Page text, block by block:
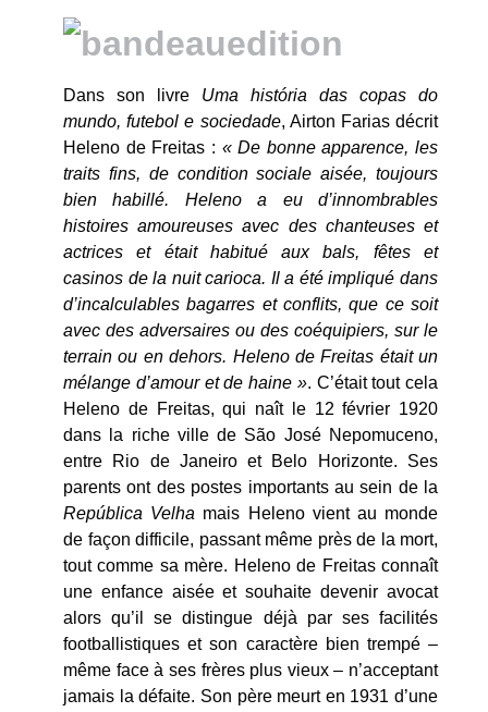
Dans son livre Uma história das copas do
mundo, futebol e sociedade, Airton Farias décrit
Heleno de Freitas : « De bonne apparence, les
traits fins, de condition sociale aisée, toujours
bien habillé. Heleno a eu d’innombrables
histoires amoureuses avec des chanteuses et
actrices et était habitué aux bals, fêtes et
casinos de la nuit carioca. Il a été impliqué dans
d’incalculables bagarres et conflits, que ce soit
avec des adversaires ou des coéquipiers, sur le
terrain ou en dehors. Heleno de Freitas était un
mélange d’amour et de haine ». C’était tout cela
Heleno de Freitas, qui naît le 12 février 1920
dans la riche ville de São José Nepomuceno,
entre Rio de Janeiro et Belo Horizonte. Ses
parents ont des postes importants au sein de la
República Velha mais Heleno vient au monde
de façon difficile, passant même près de la mort,
tout comme sa mère. Heleno de Freitas connaît
une enfance aisée et souhaite devenir avocat
alors qu’il se distingue déjà par ses facilités
footballistiques et son caractère bien trempé –
même face à ses frères plus vieux – n’acceptant
jamais la défaite. Son père meurt en 1931 d’une